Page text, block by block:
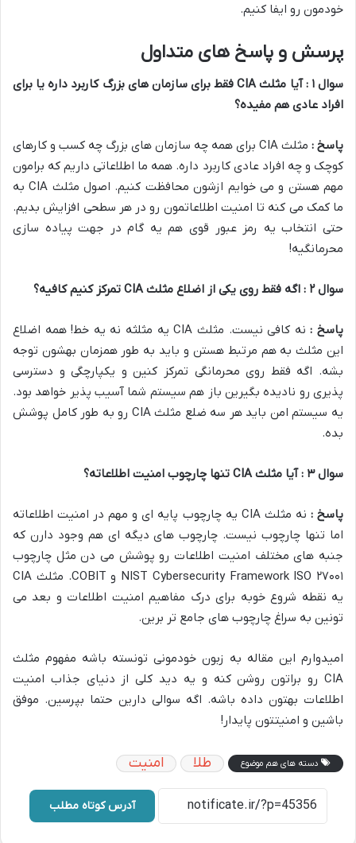
خودمون رو ایفا کنیم.
پرسش و پاسخ های متداول
سوال۱ : آیا مثلثCIA
فقط برای سازمان های بزرگ کاربرد داره یا برای
افراد عادی هم مفیده؟
پاسخ :
مثلث CIA برای همه چه سازمان های بزرگ چه کسب و کارهای
کوچک و چه افراد عادی کاربرد داره. همه ما اطلاعاتی داریم که برامون
مهم هستن و می خوایم ازشون محافظت کنیم. اصول مثلث CIA به
ما کمک می کنه تا امنیت اطلاعاتمون رو در هر سطحی افزایش بدیم.
حتی انتخاب یه رمز عبور قوی هم یه گام در جهت پیاده سازی
محرمانگیه!
سوال۲ : اگه فقط روی یکی از اضلاع مثلثCIA تمرکز کنیم کافیه؟
پاسخ :
نه کافی نیست. مثلث CIA یه مثلثه نه یه خط! همه اضلاع
این مثلث به هم مرتبط هستن و باید به طور همزمان بهشون توجه
بشه. اگه فقط روی محرمانگی تمرکز کنین و یکپارچگی و دسترسی
پذیری رو نادیده بگیرین باز هم سیستم شما آسیب پذیر خواهد بود.
یه سیستم امن باید هر سه ضلع مثلث CIA رو به طور کامل پوشش
بده.
سوال۳ : آیا مثلثCIA تنها چارچوب امنیت اطلاعاته؟
پاسخ :
نه مثلث CIA یه چارچوب پایه ای و مهم در امنیت اطلاعاته
اما تنها چارچوب نیست. چارچوب های دیگه ای هم وجود دارن که
جنبه های مختلف امنیت اطلاعات رو پوشش می دن مثل چارچوب
NIST Cybersecurity Framework ISO ۲۷۰۰۱ و COBIT. مثلث CIA
یه نقطه شروع خوبه برای درک مفاهیم امنیت اطلاعات و بعد می
تونین به سراغ چارچوب های جامع تر برین.
امیدوارم این مقاله به زبون خودمونی تونسته باشه مفهوم مثلث
CIA رو براتون روشن کنه و یه دید کلی از دنیای جذاب امنیت
اطلاعات بهتون داده باشه. اگه سوالی دارین حتما بپرسین. موفق
باشین و امنیتتون پایدار!
دسته های هم موضوع طلا امنیت
آدرس کوتاه مطلب